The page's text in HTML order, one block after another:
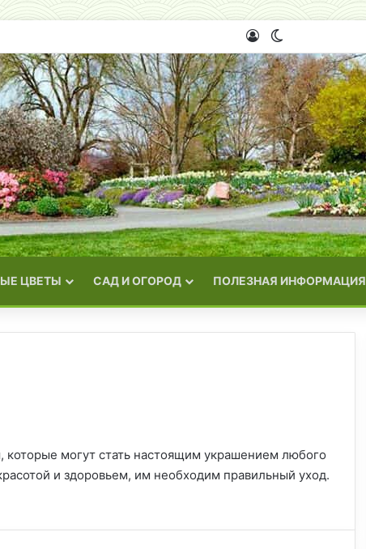
Войти
ЦВЕТЫ САД И ОГОРОД ПОЛЕЗНАЯ ИНФОРМАЦИЯ
могут стать настоящим украшением любого
и здоровьем, им необходим правильный уход.